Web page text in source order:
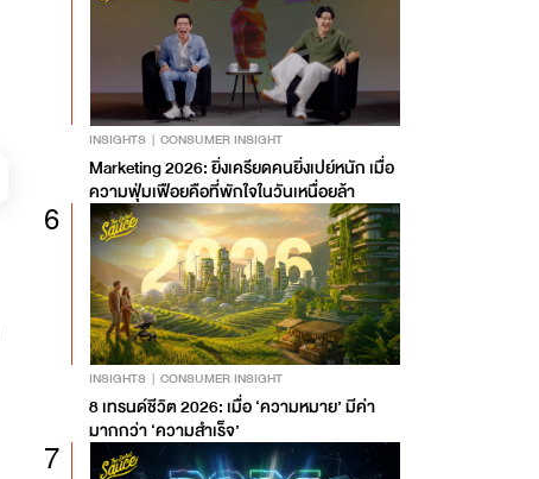
INSIGHTS CONSUMER INSIGHT
Marketing 2026: ยิ่งเครียดคนยิ่งเปย์หนัก เมื่อ
ความฟุ่มเฟือยคือที่พักใจในวันเหนื่อยล้า
6
INSIGHTS CONSUMER INSIGHT
8 เทรนด์ชีวิต 2026: เมื่อ ‘ความหมาย’ มีค่า
มากกว่า ‘ความสำเร็จ’
7